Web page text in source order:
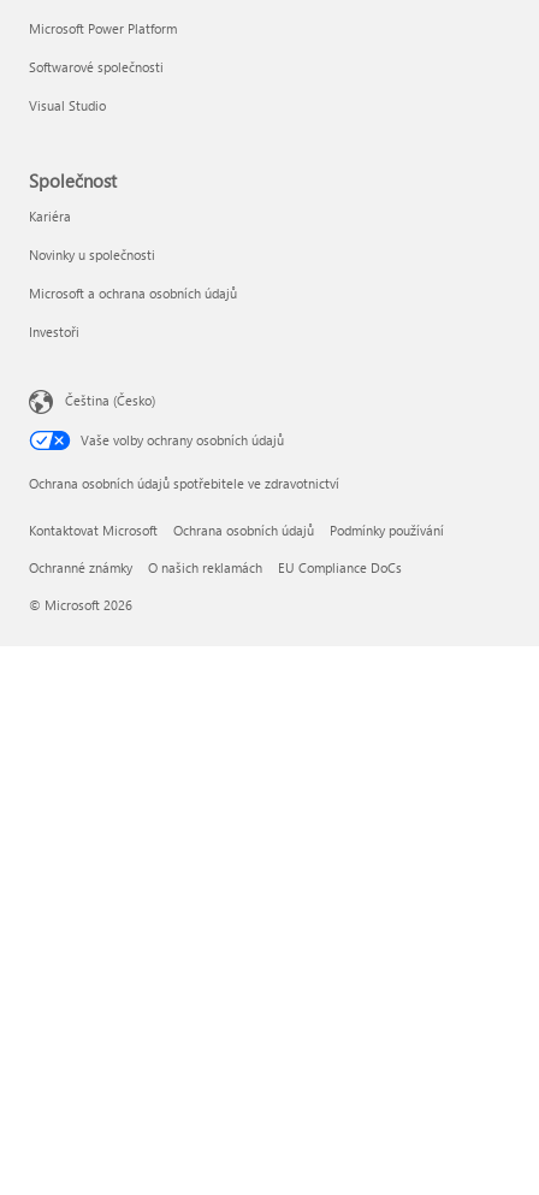
Microsoft Power Platform
Softwarové společnosti
Visual Studio
Společnost
Kariéra
Novinky u společnosti
Microsoft a ochrana osobních údajů
Investoři
Čeština (Česko)
Vaše volby ochrany osobních údajů
Ochrana osobních údajů spotřebitele ve zdravotnictví
Kontaktovat Microsoft Ochrana osobních údajů Podmínky používání
Ochranné známky O našich reklamách EU Compliance DoCs
© Microsoft 2026